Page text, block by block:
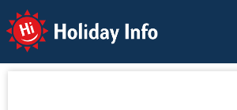
Holiday Info